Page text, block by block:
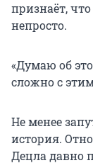
признаёт,
непросто.
«Думаю об
сложно с
Не менее
история.
Децла давно